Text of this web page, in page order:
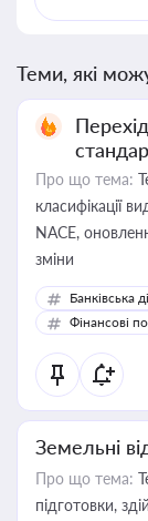
Теми, які
Про що тема:
класифікації
NACE,
зміни
Банківська
Фінансові
Земельні
Про що тема:
підготовки,